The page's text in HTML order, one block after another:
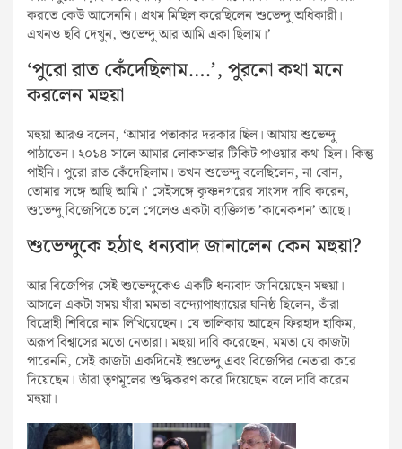
করতে কেউ আসেননি। প্রথম মিছিল করেছিলেন শুভেন্দু অধিকারী।
এখনও ছবি দেখুন, শুভেন্দু আর আমি একা ছিলাম।’
‘পুরো রাত কেঁদেছিলাম….’, পুরনো কথা মনে
করলেন মহুয়া
মহুয়া আরও বলেন, ‘আমার পতাকার দরকার ছিল। আমায় শুভেন্দু
পাঠাতেন। ২০১৪ সালে আমার লোকসভার টিকিট পাওয়ার কথা ছিল। কিন্তু
পাইনি। পুরো রাত কেঁদেছিলাম। তখন শুভেন্দু বলেছিলেন, না বোন,
তোমার সঙ্গে আছি আমি।’ সেইসঙ্গে কৃষ্ণনগরের সাংসদ দাবি করেন,
শুভেন্দু বিজেপিতে চলে গেলেও একটা ব্যক্তিগত ’কানেকশন’ আছে।
শুভেন্দুকে হঠাৎ ধন্যবাদ জানালেন কেন মহুয়া?
আর বিজেপির সেই শুভেন্দুকেও একটি ধন্যবাদ জানিয়েছেন মহুয়া।
আসলে একটা সময় যাঁরা মমতা বন্দ্যোপাধ্যায়ের ঘনিষ্ঠ ছিলেন, তাঁরা
বিদ্রোহী শিবিরে নাম লিখিয়েছেন। যে তালিকায় আছেন ফিরহাদ হাকিম,
অরূপ বিশ্বাসের মতো নেতারা। মহুয়া দাবি করেছেন, মমতা যে কাজটা
পারেননি, সেই কাজটা একদিনেই শুভেন্দু এবং বিজেপির নেতারা করে
দিয়েছেন। তাঁরা তৃণমূলের শুদ্ধিকরণ করে দিয়েছেন বলে দাবি করেন
মহুয়া।